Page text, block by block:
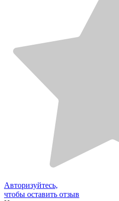
Авторизуйтесь,
чтобы оставить отзыв